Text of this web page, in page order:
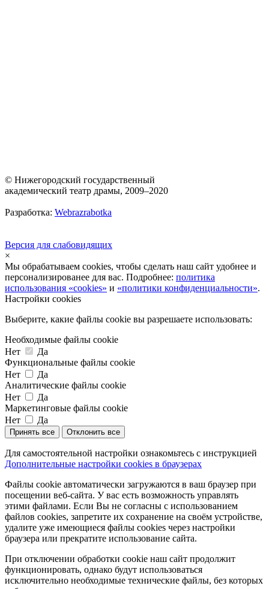
© Нижегородский государственный
академический театр драмы, 2009–2020
Разработка: Webrazrabotka
Версия для слабовидящих
×
Мы обрабатываем cookies, чтобы сделать наш сайт удобнее и
персонализированее для вас. Подробнее: политика
использования «cookies» и «политики конфиденциальности».
Настройки cookies
Выберите, какие файлы cookie вы разрешаете использовать:
Необходимые файлы cookie
Нет
Да
Функциональные файлы cookie
Нет
Да
Аналитические файлы cookie
Нет
Да
Маркетинговые файлы cookie
Нет
Да
Принять все Отклонить все
Для самостоятельной настройки ознакомьтесь с инструкцией
Дополнительные настройки cookies в браузерах
Файлы cookie автоматически загружаются в ваш браузер при
посещении веб-сайта. У вас есть возможность управлять
этими файлами. Если Вы не согласны с использованием
файлов cookies, запретите их сохранение на своём устройстве,
удалите уже имеющиеся файлы cookies через настройки
браузера или прекратите использование сайта.
При отключении обработки cookie наш сайт продолжит
функционировать, однако будут использоваться
исключительно необходимые технические файлы, без которых